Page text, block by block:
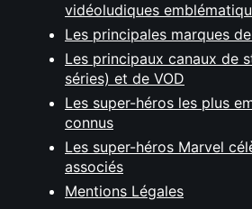
vidéoludiques
Les principales marques
Les principaux canaux de
séries) et de VOD
Les super-héros les plus
connus
Les super-héros Marvel
associés
Mentions Légales